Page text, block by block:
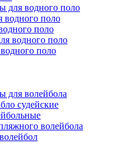
для водного поло
водного поло
поло
водного поло
поло
для волейбола
судейские
волейбола